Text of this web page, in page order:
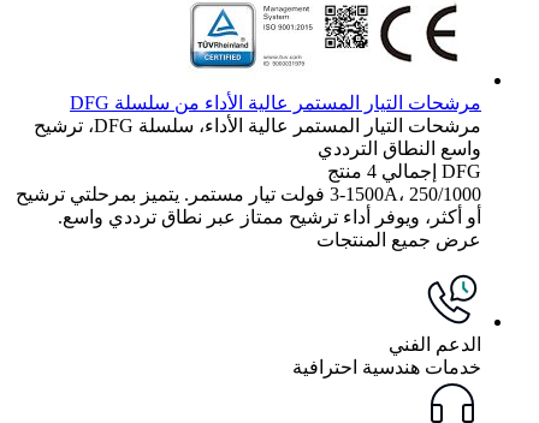
مرشحات التيار المستمر عالية الأداء من سلسلة DFG
مرشحات التيار المستمر عالية الأداء، سلسلة DFG، ترشيح
واسع النطاق الترددي
DFG إجمالي 4 منتج
3-1500A، 250/1000 فولت تيار مستمر. يتميز بمرحلتي ترشيح
أو أكثر، ويوفر أداء ترشيح ممتاز عبر نطاق ترددي واسع.
عرض جميع المنتجات
الدعم الفني
خدمات هندسية احترافية